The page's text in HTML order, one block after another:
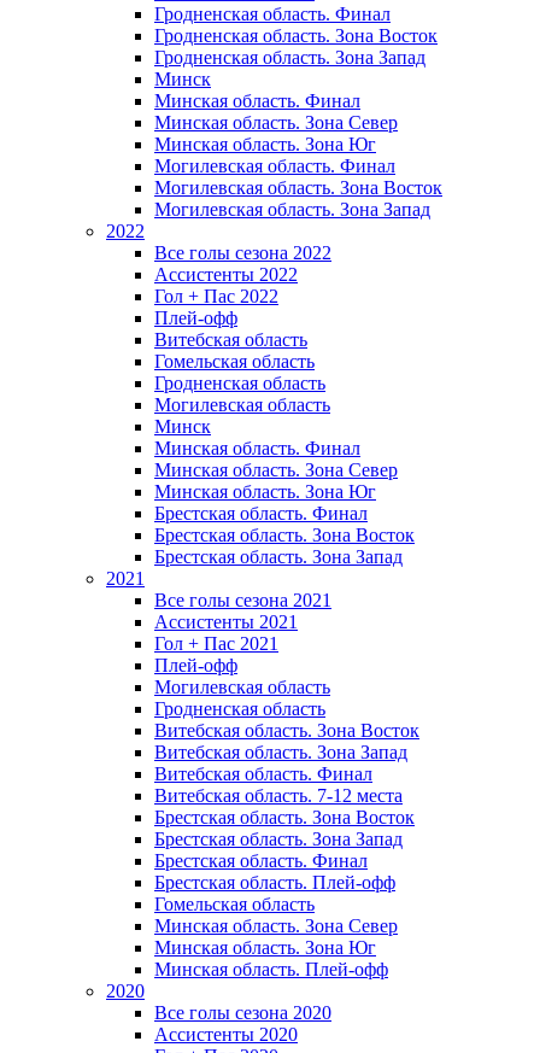
Гродненская область. Финал
Гродненская область. Зона Восток
Гродненская область. Зона Запад
Минск
Минская область. Финал
Минская область. Зона Север
Минская область. Зона Юг
Могилевская область. Финал
Могилевская область. Зона Восток
Могилевская область. Зона Запад
2022
Все голы сезона 2022
Ассистенты 2022
Гол + Пас 2022
Плей-офф
Витебская область
Гомельская область
Гродненская область
Могилевская область
Минск
Mинская область. Финал
Минская область. Зона Север
Минская область. Зона Юг
Брестская область. Финал
Брестская область. Зона Восток
Брестская область. Зона Запад
2021
Все голы сезона 2021
Ассистенты 2021
Гол + Пас 2021
Плей-офф
Могилевская область
Гродненская область
Витебская область. Зона Восток
Витебская область. Зона Запад
Витебская область. Финал
Витебская область. 7-12 места
Брестская область. Зона Восток
Брестская область. Зона Запад
Брестская область. Финал
Брестская область. Плей-офф
Гомельская область
Минская область. Зона Север
Минская область. Зона Юг
Минская область. Плей-офф
2020
Все голы сезона 2020
Ассистенты 2020